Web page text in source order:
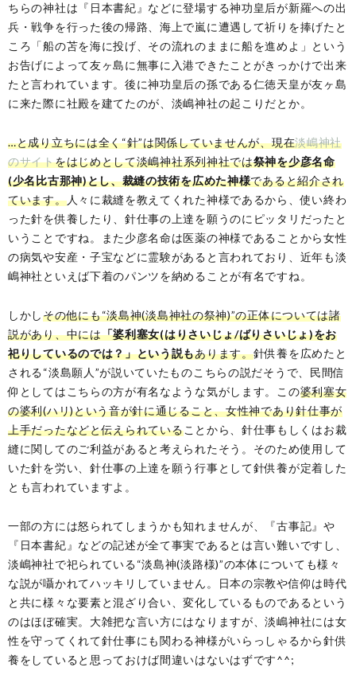
ちらの神社は『日本書紀』などに登場する神功皇后が新羅への出
兵・戦争を行った後の帰路、海上で嵐に遭遇して祈りを捧げたと
ころ「船の苫を海に投げ、その流れのままに船を進めよ」という
お告げによって友ヶ島に無事に入港できたことがきっかけで出来
たと言われています。後に神功皇后の孫である仁徳天皇が友ヶ島
に来た際に社殿を建てたのが、淡嶋神社の起こりだとか。
…と成り立ちには全く“針”は関係していませんが、現在淡嶋神社
のサイトをはじめとして淡嶋神社系列神社では祭神を少彦名命
(少名比古那神)とし、裁縫の技術を広めた神様であると紹介され
ています。人々に裁縫を教えてくれた神様であるから、使い終わ
った針を供養したり、針仕事の上達を願うのにピッタリだったと
いうことですね。また少彦名命は医薬の神様であることから女性
の病気や安産・子宝などに霊験があると言われており、近年も淡
嶋神社といえば下着のパンツを納めることが有名ですね。
しかしその他にも“淡島神(淡島神社の祭神)”の正体については諸
説があり、中には「婆利塞女(はりさいじょ/ばりさいじょ)をお
祀りしているのでは？」という説もあります。針供養を広めたと
される“淡島願人”が説いていたものこちらの説だそうで、民間信
仰としてはこちらの方が有名なような気がします。この婆利塞女
の婆利(ハリ)という音が針に通じること、女性神であり針仕事が
上手だったなどと伝えられていることから、針仕事もしくはお裁
縫に関してのご利益があると考えられたそう。そのため使用して
いた針を労い、針仕事の上達を願う行事として針供養が定着した
とも言われていますよ。
一部の方には怒られてしまうかも知れませんが、『古事記』や
『日本書紀』などの記述が全て事実であるとは言い難いですし、
淡嶋神社で祀られている“淡島神(淡路様)”の本体についても様々
な説が囁かれてハッキリしていません。日本の宗教や信仰は時代
と共に様々な要素と混ざり合い、変化しているものであるという
のはほぼ確実。大雑把な言い方にはなりますが、淡嶋神社には女
性を守ってくれて針仕事にも関わる神様がいらっしゃるから針供
養をしていると思っておけば間違いはないはずです^^;